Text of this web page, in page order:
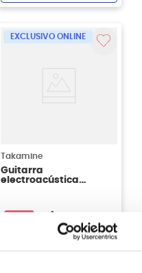
EXCLUSIVO ONLINE
Takamine
Guitarra
electroacústica
gloss (BSB)
2149 00
Antes: S/ 2359.00